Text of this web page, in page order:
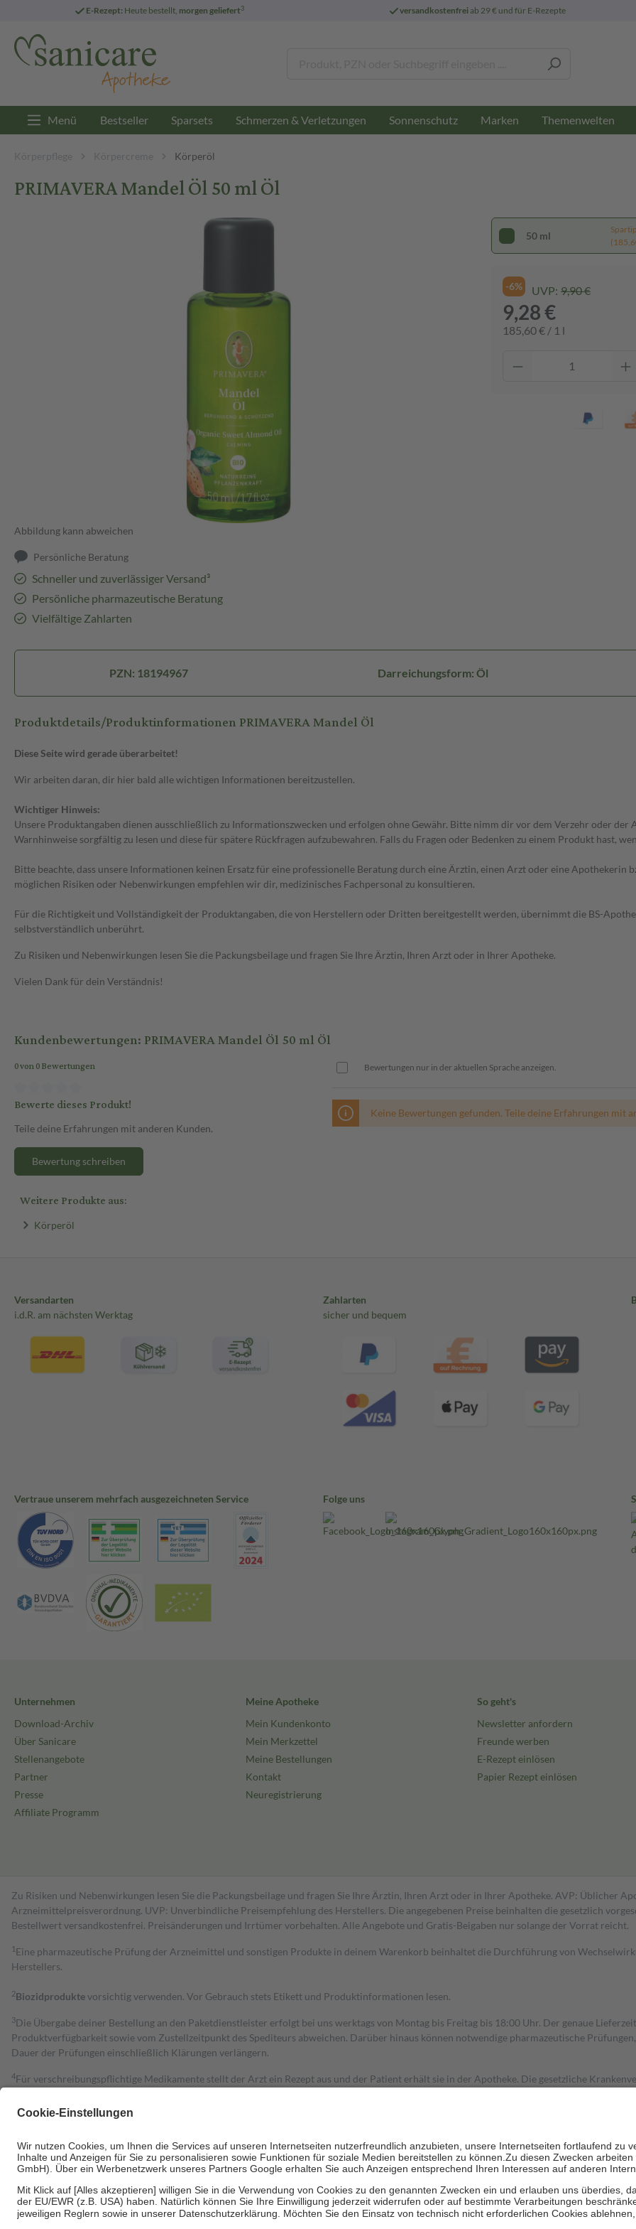
E-Rezept: Heute bestellt, morgen geliefert3 versandkostenfreiab 29 € und für E-Rezepte
Menü Bestseller Sparsets Schmerzen & Verletzungen Sonnenschutz Marken Themenwelten
Körperpflege Körpercreme Körperöl
PRIMAVERA Mandel Öl 50 ml Öl
Abbildung kann abweichen
Persönliche Beratung
Schneller und zuverlässiger Versand³
Persönliche pharmazeutische Beratung
Vielfältige Zahlarten
50 ml
-6% UVP: 9,90 €
9,28 €
185,60 € / 1 l
PZN: 18194967 Darreichungsform: Öl
Produktdetails/Produktinformationen PRIMAVERA Mandel Öl
Diese Seite wird gerade überarbeitet!
Wir arbeiten daran, dir hier bald alle wichtigen Informationen bereitzustellen.
Wichtiger Hinweis:
Unsere Produktangaben dienen ausschließlich zu Informationszwecken und erfolgen ohne Gewähr. Bitte nimm dir vor dem Verzehr oder
Warnhinweise sorgfältig zu lesen und diese für spätere Rückfragen aufzubewahren. Falls du Fragen oder Bedenken zu einem Produkt hast,
Bitte beachte, dass unsere Informationen keinen Ersatz für eine professionelle Beratung durch eine Ärztin, einen Arzt oder eine Apothekerin
möglichen Risiken oder Nebenwirkungen empfehlen wir dir, medizinisches Fachpersonal zu konsultieren.
Für die Richtigkeit und Vollständigkeit der Produktangaben, die von Herstellern oder Dritten bereitgestellt werden, übernimmt die BS-
selbstverständlich unberührt.
Zu Risiken und Nebenwirkungen lesen Sie die Packungsbeilage und fragen Sie Ihre Ärztin, Ihren Arzt oder in Ihrer Apotheke.
Vielen Dank für dein Verständnis!
Kundenbewertungen: PRIMAVERA Mandel Öl 50 ml Öl
0 von 0 Bewertungen
Bewerte dieses Produkt!
Teile deine Erfahrungen mit anderen Kunden.
Bewertung schreiben
Bewertungen nur in der aktuellen Sprache anzeigen.
Keine Bewertungen gefunden. Teile deine Erfahrungen mit
Weitere Produkte aus:
Körperöl
Versandarten
i.d.R. am nächsten Werktag
Zahlarten
sicher und bequem
Vertraue unserem mehrfach ausgezeichneten Service Folge uns
Unternehmen
Download-Archiv
Über Sanicare
Stellenangebote
Partner
Presse
Affiliate Programm
Meine Apotheke
Mein Kundenkonto
Mein Merkzettel
Meine Bestellungen
Kontakt
Neuregistrierung
So geht's
Newsletter anfordern
Freunde werben
E-Rezept einlösen
Papier Rezept einlösen
Zu Risiken und Nebenwirkungen lesen Sie die Packungsbeilage und fragen Sie Ihre Ärztin, Ihren Arzt oder in Ihrer Apotheke. AVP: Üblicher
Arzneimittelpreisverordnung. UVP: Unverbindliche Preisempfehlung des Herstellers. Die angegebenen Preise beinhalten die gesetzlich
Bestell­wert versand­kosten­frei. Preisänderungen und Irrtümer vorbehalten. Alle Angebote und Gratis-Beigaben nur solange der Vorrat reicht.
1 Eine pharmazeutische Prüfung der Arzneimittel und sonstigen Produkte in deinem Warenkorb beinhaltet die Durchführung von
Herstellers.
2Biozidproduktevorsichtig verwenden. Vor Gebrauch stets Etikett und Produktinformationen lesen.
3Die Übergabe deiner Bestellung an den Paketdienstleister erfolgt bei uns werktags von Montag bis Freitag bis 18:00 Uhr. Der genaue
Produktverfügbarkeit sowie vom Zustellzeitpunkt des Spediteurs abweichen. Darüber hinaus können notwendige pharmazeutische
Dauer der Prüfungen einschließlich Klärungen verlängern.
4Für verschreibungspflichtige Medikamente stellt der Arzt ein Rezept aus und der Patient erhält sie in der Apotheke. Die gesetzliche
Grundsätzlich leisten Mitglieder Zuzahlungen in Höhe von zehn Prozent des Abgabepreises,
Bei Heilmitteln und häuslicher Krankenpflege beträgt die Zuzahlung zehn Prozent der Kosten sowie zehn Euro je Verordnung.
Um das Engagement der Versicherten für ihre eigene Gesundheit zu stärken und die besondere Stellung der Familie zu unterstützen, fallen
• Untersuchungen zur Vorsorge und Früherkennung, die von der GKV getragen werden
• empfohlenen Schutzimpfungen